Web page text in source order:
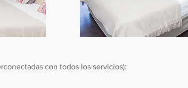
Doble:
Interconectadas con todos los